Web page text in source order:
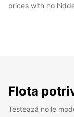
prices with no
Flota
Testează noile